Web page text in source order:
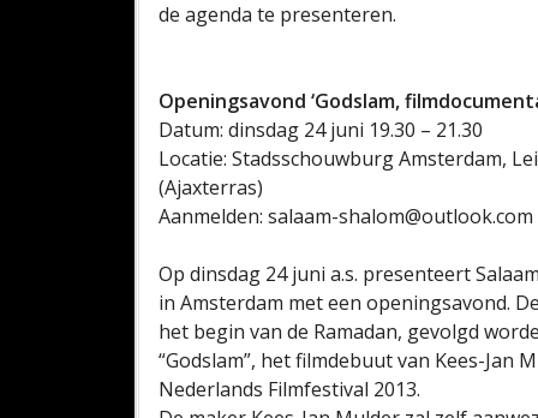
de agenda te presenteren.
Openingsavond ‘Godslam,
Datum: dinsdag 24 juni 19.30 – 21.30
Locatie: Stadsschouwburg Amsterdam,
(Ajaxterras)
Aanmelden: salaam-shalom@outlook.com
Op dinsdag 24 juni a.s. presenteert
in Amsterdam met een openingsavond.
het begin van de Ramadan, gevolgd
“Godslam”, het filmdebuut van Kees-Jan
Nederlands Filmfestival 2013.